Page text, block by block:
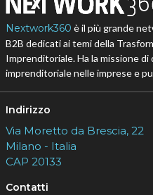
Nextwork360 è il più grande
B2B dedicati ai temi della
Imprenditoriale. Ha la missione
imprenditoriale nelle imprese e
Indirizzo
Via Moretto da Brescia, 22
Milano - Italia
CAP 20133
Contatti